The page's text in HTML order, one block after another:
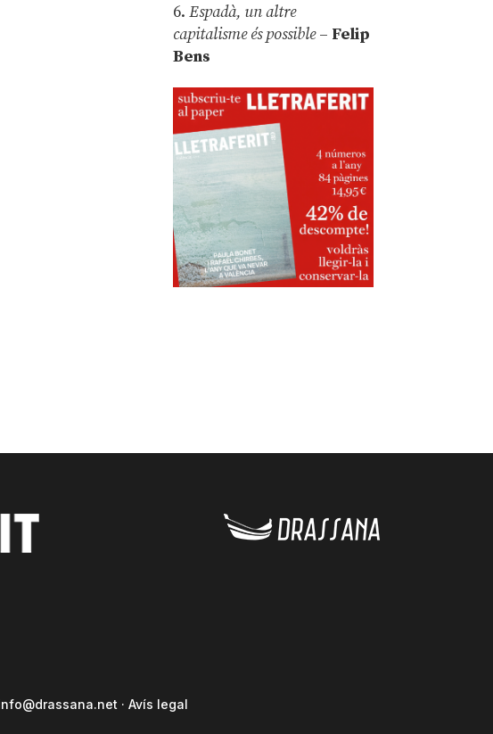
6.Espadà, un altre
capitalisme és possible – Felip
Bens
· Avís legal